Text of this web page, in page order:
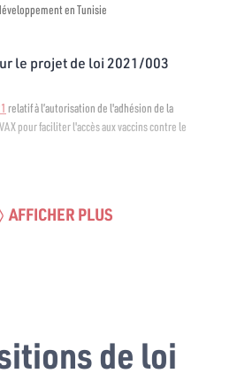
en Tunisie
le projet de loi 2021/003
relatif à l’autorisation de l'adhésion de la
pour faciliter l'accès aux vaccins contre le
AFFICHER PLUS
de loi